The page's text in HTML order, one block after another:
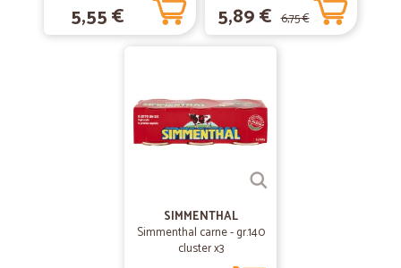
Prodotti freschi quali frutta e verdura perfetti come se li avessi scelti
—Claudia P.
Marco S.
5,55 € 5,89 € 6,75 €
SIMMENTHAL
Simmenthal carne - gr.140
cluster x3